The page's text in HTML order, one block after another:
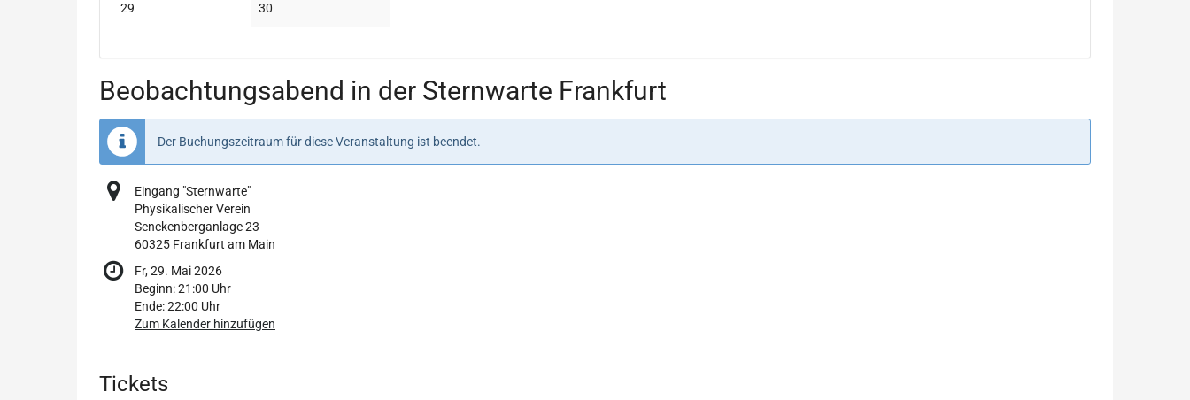
29 30
Beobachtungsabend in der Sternwarte Frankfurt
Der Buchungszeitraum für diese Veranstaltung ist beendet.
Eingang "Sternwarte"
Physikalischer Verein
Senckenberganlage 23
60325 Frankfurt am Main
Fr, 29. Mai 2026
Beginn:21:00 Uhr
Ende:22:00 Uhr
Zum Kalender hinzufügen
Produkte
Tickets